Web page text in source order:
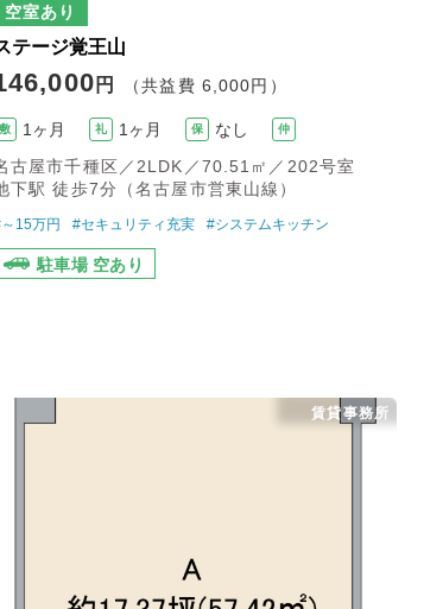
空室あり
テージ覚王山
円 （共益費 6,000円）
敷 1ヶ月 礼 1ヶ月 保 なし 仲
古屋市千種区／2LDK／70.51㎡／202号室
下駅 徒歩7分（名古屋市営東山線）
15万円 #セキュリティ充実 #システムキッチン
駐車場 空あり
賃貸事務所